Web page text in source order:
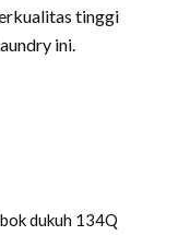
tinggi
ini.
dukuh 134Q